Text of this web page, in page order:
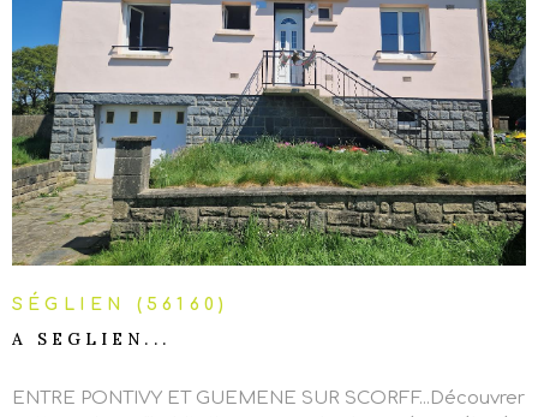
SÉGLIEN (56160)
A SEGLIEN...
ENTRE PONTIVY ET GUEMENE SUR SCORFF...Découvrer
VOIR LE BIEN